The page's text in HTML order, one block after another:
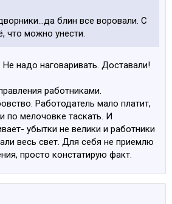
блин все воровали. С
что можно унести.
надо наговаривать. Доставали!
работниками.
Работодатель мало платит,
по мелочовке таскать. И
убытки не велики и работники
весь свет. Для себя не приемлю
просто констатирую факт.